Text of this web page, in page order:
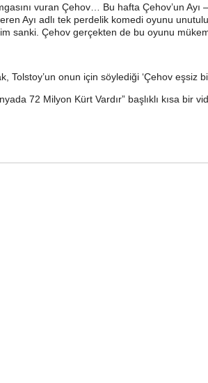
vuran Çehov… Bu hafta Çehov’un Ayı
Ayı adlı tek perdelik komedi oyunu
sanki. Çehov gerçekten de bu oyunu
onun için söylediği ‘Çehov eşsiz
72 Milyon Kürt Vardır” başlıklı kısa